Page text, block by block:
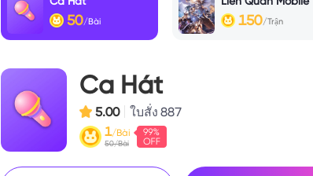
50/Bài 150/Trận
Ca Hát
5.00 ใบสั่ง 887
1/Bài
50/Bài